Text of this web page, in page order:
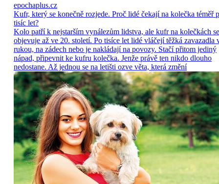
epochaplus.cz
Kufr, který se konečně rozjede. Proč lidé čekají na kolečka téměř
tisíc let?
Kolo patří k nejstarším vynálezům lidstva, ale kufr na kolečkách se
objevuje až ve 20. století. Po tisíce let lidé vláčejí těžká zavazadla
rukou, na zádech nebo je nakládají na povozy. Stačí přitom jediný
nápad, připevnit ke kufru kolečka. Jenže právě ten nikdo dlouho
nedostane. Až jednou se na letišti ozve věta, která změní